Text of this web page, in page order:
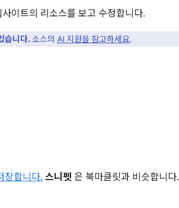
이트의 리소스를 보고 수정합니다.
습니다.소스의 AI 지원을 참고하세요.
장합니다. 스니펫 은 북마클릿과 비슷합니다.